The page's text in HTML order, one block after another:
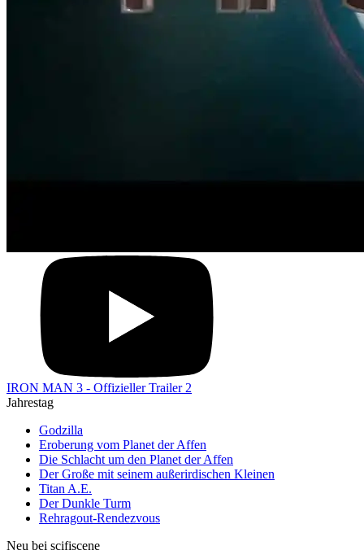
IRON MAN 3 - Offizieller Trailer 2
Jahrestag
Godzilla
Eroberung vom Planet der Affen
Die Schlacht um den Planet der Affen
Der Große mit seinem außerirdischen Kleinen
Titan A.E.
Der Dunkle Turm
Rehragout-Rendezvous
Neu bei scifiscene